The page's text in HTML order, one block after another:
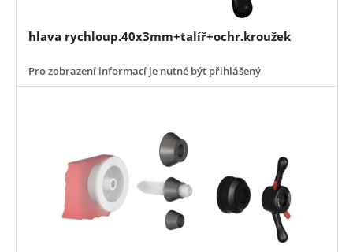
hlava rychloup.40x3mm+talíř+ochr.kroužek
Pro zobrazení informací je nutné být přihlášený